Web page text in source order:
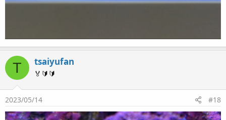
T tsaiyufan
🏅🔰🔰
2023/05/14 #18